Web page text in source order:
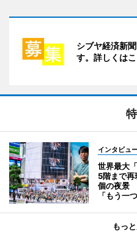
シブヤ経済新
す。詳しくはこ
インタビュ
世界最大
5階まで
個の夜景
「もう一
もっ